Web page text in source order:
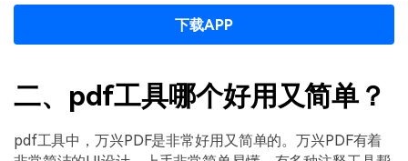
下载APP
二、pdf工具哪个好用又简单？
pdf工具中，万兴PDF是非常好用又简单的。万兴PDF有着